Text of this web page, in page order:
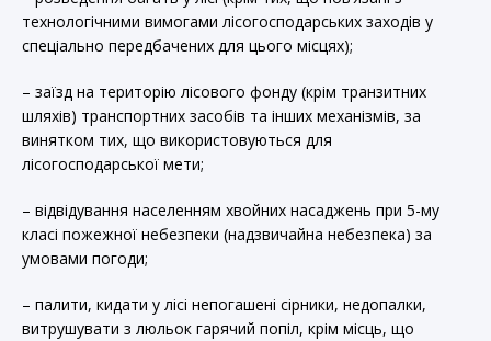
технологічними вимогами лісогосподарських заходів у
спеціально передбачених для цього місцях);
– заїзд на територію лісового фонду (крім транзитних
шляхів) транспортних засобів та інших механізмів, за
винятком тих, що використовуються для
лісогосподарської мети;
– відвідування населенням хвойних насаджень при 5-му
класі пожежної небезпеки (надзвичайна небезпека) за
умовами погоди;
– палити, кидати у лісі непогашені сірники, недопалки,
витрушувати з люльок гарячий попіл, крім місць, що